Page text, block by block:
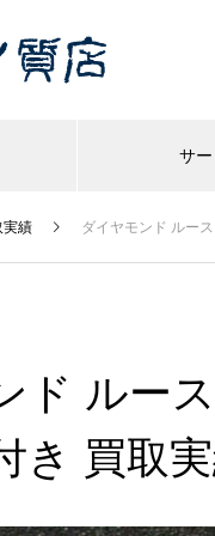
サ
実績 ダイヤモンド ルー
ド ルー
き 買取